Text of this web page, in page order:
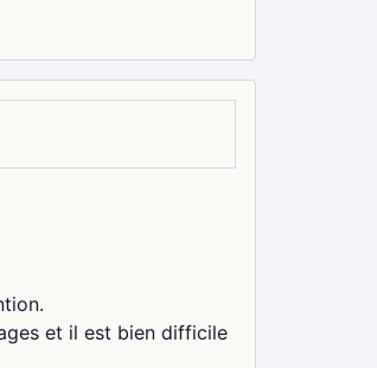
et il est bien difficile